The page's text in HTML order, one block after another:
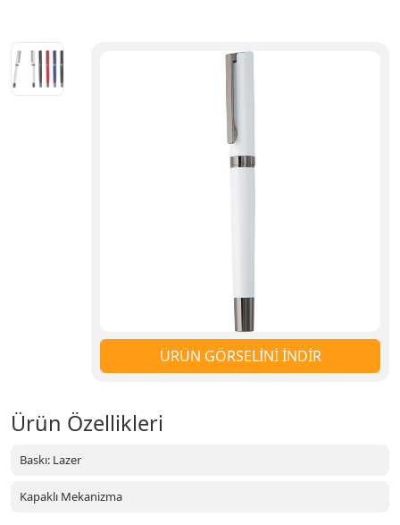
ÜRÜN GÖRSELİNİ İNDİR
Ürün Özellikleri
Baskı: Lazer
Kapaklı Mekanizma